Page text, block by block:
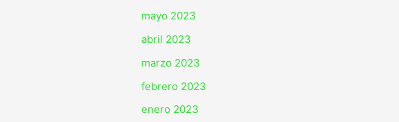
mayo 2023
abril 2023
marzo 2023
febrero 2023
enero 2023